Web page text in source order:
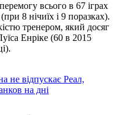
всього в 67 іграх
8 нічиїх і 9 поразках).
тренером, який досяг
Енріке (60 в 2015
не відпускає Реал,
на дні